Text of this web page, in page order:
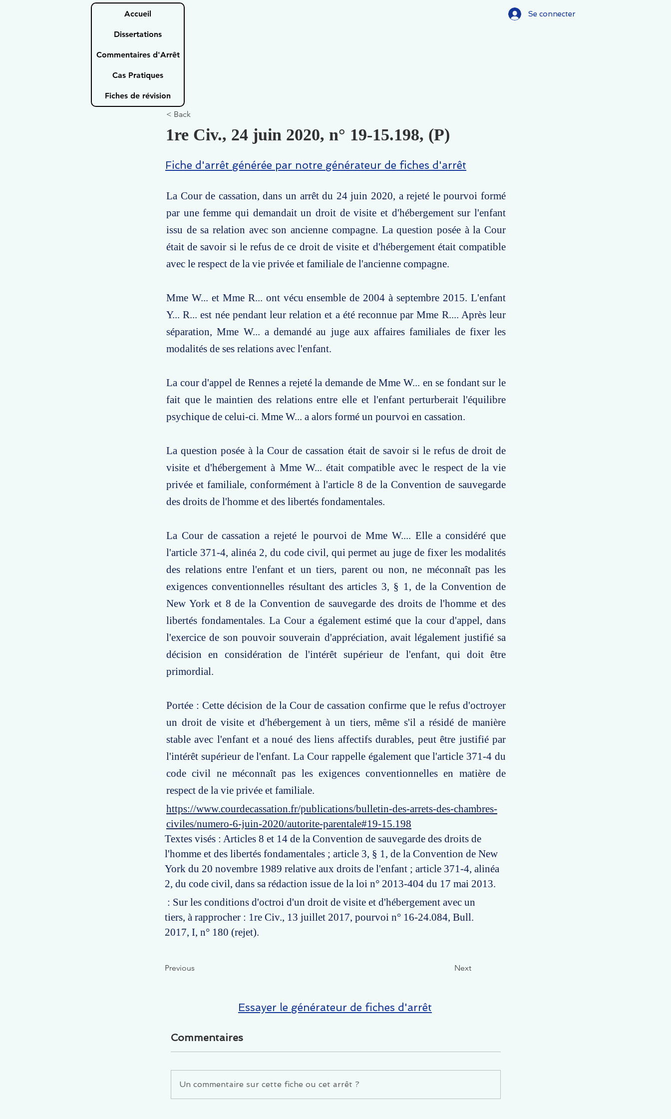
Accueil
Dissertations
Commentaires d'Arrêt
Cas Pratiques
Fiches de révision
Se connecter
< Back
1re Civ., 24 juin 2020, n° 19-15.198, (P)
Fiche d'arrêt générée par notre générateur de fiches d'arrêt
La Cour de cassation, dans un arrêt du 24 juin 2020, a rejeté le pourvoi formé
par une femme qui demandait un droit de visite et d'hébergement sur l'enfant
issu de sa relation avec son ancienne compagne. La question posée à la Cour
était de savoir si le refus de ce droit de visite et d'hébergement était compatible
avec le respect de la vie privée et familiale de l'ancienne compagne.
Mme W... et Mme R... ont vécu ensemble de 2004 à septembre 2015. L'enfant
Y... R... est née pendant leur relation et a été reconnue par Mme R.... Après leur
séparation, Mme W... a demandé au juge aux affaires familiales de fixer les
modalités de ses relations avec l'enfant.
La cour d'appel de Rennes a rejeté la demande de Mme W... en se fondant sur le
fait que le maintien des relations entre elle et l'enfant perturberait l'équilibre
psychique de celui-ci. Mme W... a alors formé un pourvoi en cassation.
La question posée à la Cour de cassation était de savoir si le refus de droit de
visite et d'hébergement à Mme W... était compatible avec le respect de la vie
privée et familiale, conformément à l'article 8 de la Convention de sauvegarde
des droits de l'homme et des libertés fondamentales.
La Cour de cassation a rejeté le pourvoi de Mme W.... Elle a considéré que
l'article 371-4, alinéa 2, du code civil, qui permet au juge de fixer les modalités
des relations entre l'enfant et un tiers, parent ou non, ne méconnaît pas les
exigences conventionnelles résultant des articles 3, § 1, de la Convention de
New York et 8 de la Convention de sauvegarde des droits de l'homme et des
libertés fondamentales. La Cour a également estimé que la cour d'appel, dans
l'exercice de son pouvoir souverain d'appréciation, avait légalement justifié sa
décision en considération de l'intérêt supérieur de l'enfant, qui doit être
primordial.
Portée : Cette décision de la Cour de cassation confirme que le refus d'octroyer
un droit de visite et d'hébergement à un tiers, même s'il a résidé de manière
stable avec l'enfant et a noué des liens affectifs durables, peut être justifié par
l'intérêt supérieur de l'enfant. La Cour rappelle également que l'article 371-4 du
code civil ne méconnaît pas les exigences conventionnelles en matière de
respect de la vie privée et familiale.
https://www.courdecassation.fr/publications/bulletin-des-arrets-des-chambres-
civiles/numero-6-juin-2020/autorite-parentale#19-15.198
Textes visés : Articles 8 et 14 de la Convention de sauvegarde des droits de
l'homme et des libertés fondamentales ; article 3, § 1, de la Convention de New
York du 20 novembre 1989 relative aux droits de l'enfant ; article 371-4, alinéa
2, du code civil, dans sa rédaction issue de la loi n° 2013-404 du 17 mai 2013.
: Sur les conditions d'octroi d'un droit de visite et d'hébergement avec un
tiers, à rapprocher : 1re Civ., 13 juillet 2017, pourvoi n° 16-24.084, Bull.
2017, I, n° 180 (rejet).
Previous Next
Essayer le générateur de fiches d'arrêt
Commentaires
Un commentaire sur cette fiche ou cet arrêt ?